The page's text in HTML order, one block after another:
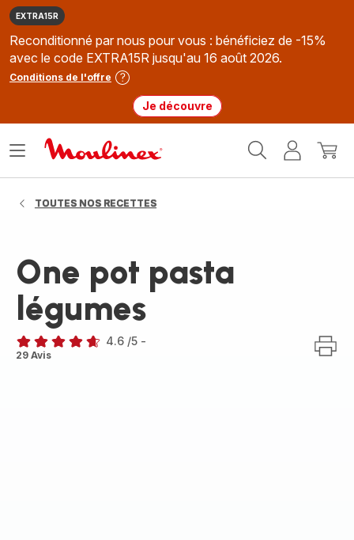
EXTRA15R
Reconditionné par nous pour vous : bénéficiez de -15%
avec le code EXTRA15R jusqu'au 16 août 2026.
Conditions de l'offre
Je découvre
MonMon
Ouvrir
TOUTES NOS RECETTES
One pot pasta
légumes
ratings.4.6
4.6 /5 -
29 Avis